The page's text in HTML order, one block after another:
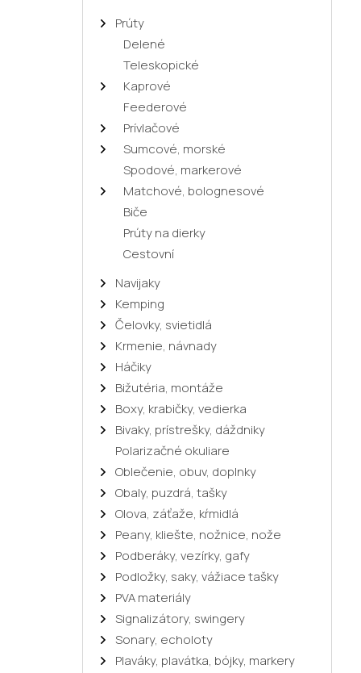
Prúty
Delené
Teleskopické
Kaprové
Feederové
Prívlačové
Sumcové, morské
Spodové, markerové
Matchové, bolognesové
Biče
Prúty na dierky
Cestovní
Navijaky
Kemping
Čelovky, svietidlá
Krmenie, návnady
Háčiky
Bižutéria, montáže
Boxy, krabičky, vedierka
Bivaky, prístrešky, dáždniky
Polarizačné okuliare
Oblečenie, obuv, doplnky
Obaly, puzdrá, tašky
Olova, záťaže, kŕmidlá
Peany, kliešte, nožnice, nože
Podberáky, vezírky, gafy
Podložky, saky, vážiace tašky
PVA materiály
Signalizátory, swingery
Sonary, echoloty
Plaváky, plavátka, bójky, markery